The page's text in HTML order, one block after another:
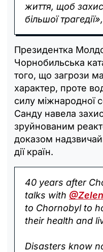
життя, щоб
більшої
Президентка
Чорнобильська
того, що загрози
характер, проте
силу міжнародної
Санду навела
зруйнованим
доказом
дії країн.
40 years after
talks with
to Chornobyl to
their health and
Disasters know